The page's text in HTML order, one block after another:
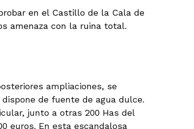
en el Castillo de la Cala de
amenaza con la ruina total.
ampliaciones, se
de fuente de agua dulce.
junto a otras 200 Has del
euros. En esta escandalosa